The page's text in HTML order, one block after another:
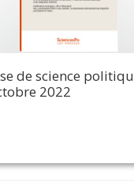
de science
2022